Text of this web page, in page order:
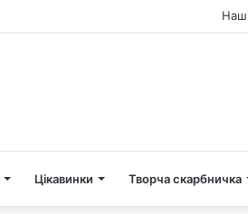
Цікавинки Творча скарбничка